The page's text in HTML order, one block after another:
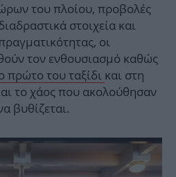
του πλοίου, προβολές
στοιχεία και
οι
τον ενθουσιασμό καθώς
πρώτο του ταξίδι και στη
το χάος που ακολούθησαν
βυθίζεται.